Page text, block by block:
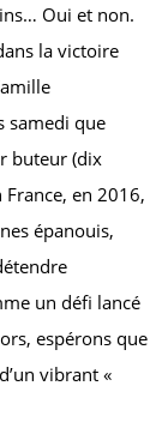
Oui et non.
la victoire
samedi que
buteur (dix
en 2016,
épanouis,
un défi lancé
espérons que
vibrant «